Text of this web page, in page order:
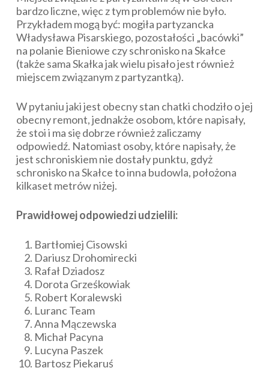
bardzo liczne, więc z tym problemów nie było.
Przykładem mogą być: mogiła partyzancka
Władysława Pisarskiego, pozostałości „bacówki”
na polanie Bieniowe czy schronisko na Skałce
(także sama Skałka jak wielu pisało jest również
miejscem związanym z partyzantką).
W pytaniu jaki jest obecny stan chatki chodziło o jej
obecny remont, jednakże osobom, które napisały,
że stoi i ma się dobrze również zaliczamy
odpowiedź. Natomiast osoby, które napisały, że
jest schroniskiem nie dostały punktu, gdyż
schronisko na Skałce to inna budowla, położona
kilkaset metrów niżej.
Prawidłowej odpowiedzi udzielili:
Bartłomiej Cisowski
Dariusz Drohomirecki
Rafał Dziadosz
Dorota Grześkowiak
Robert Koralewski
Luranc Team
Anna Mączewska
Michał Pacyna
Lucyna Paszek
Bartosz Piekaruś